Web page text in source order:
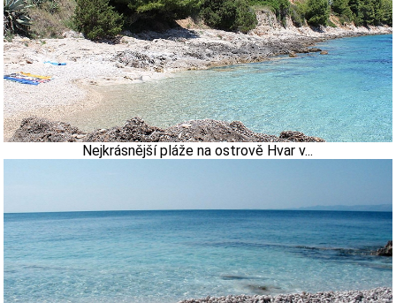
Nejkrásnější pláže na ostrově Hvar v...